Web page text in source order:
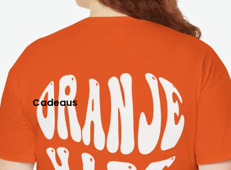
Beroep
Cadeau momenten
Moederdag
Vaderdag
Oranje T-shirt
Cadeaus